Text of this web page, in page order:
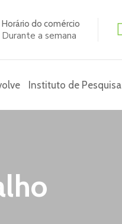
Horário do comércio
Durante a semana
Instituto de Pesquisa